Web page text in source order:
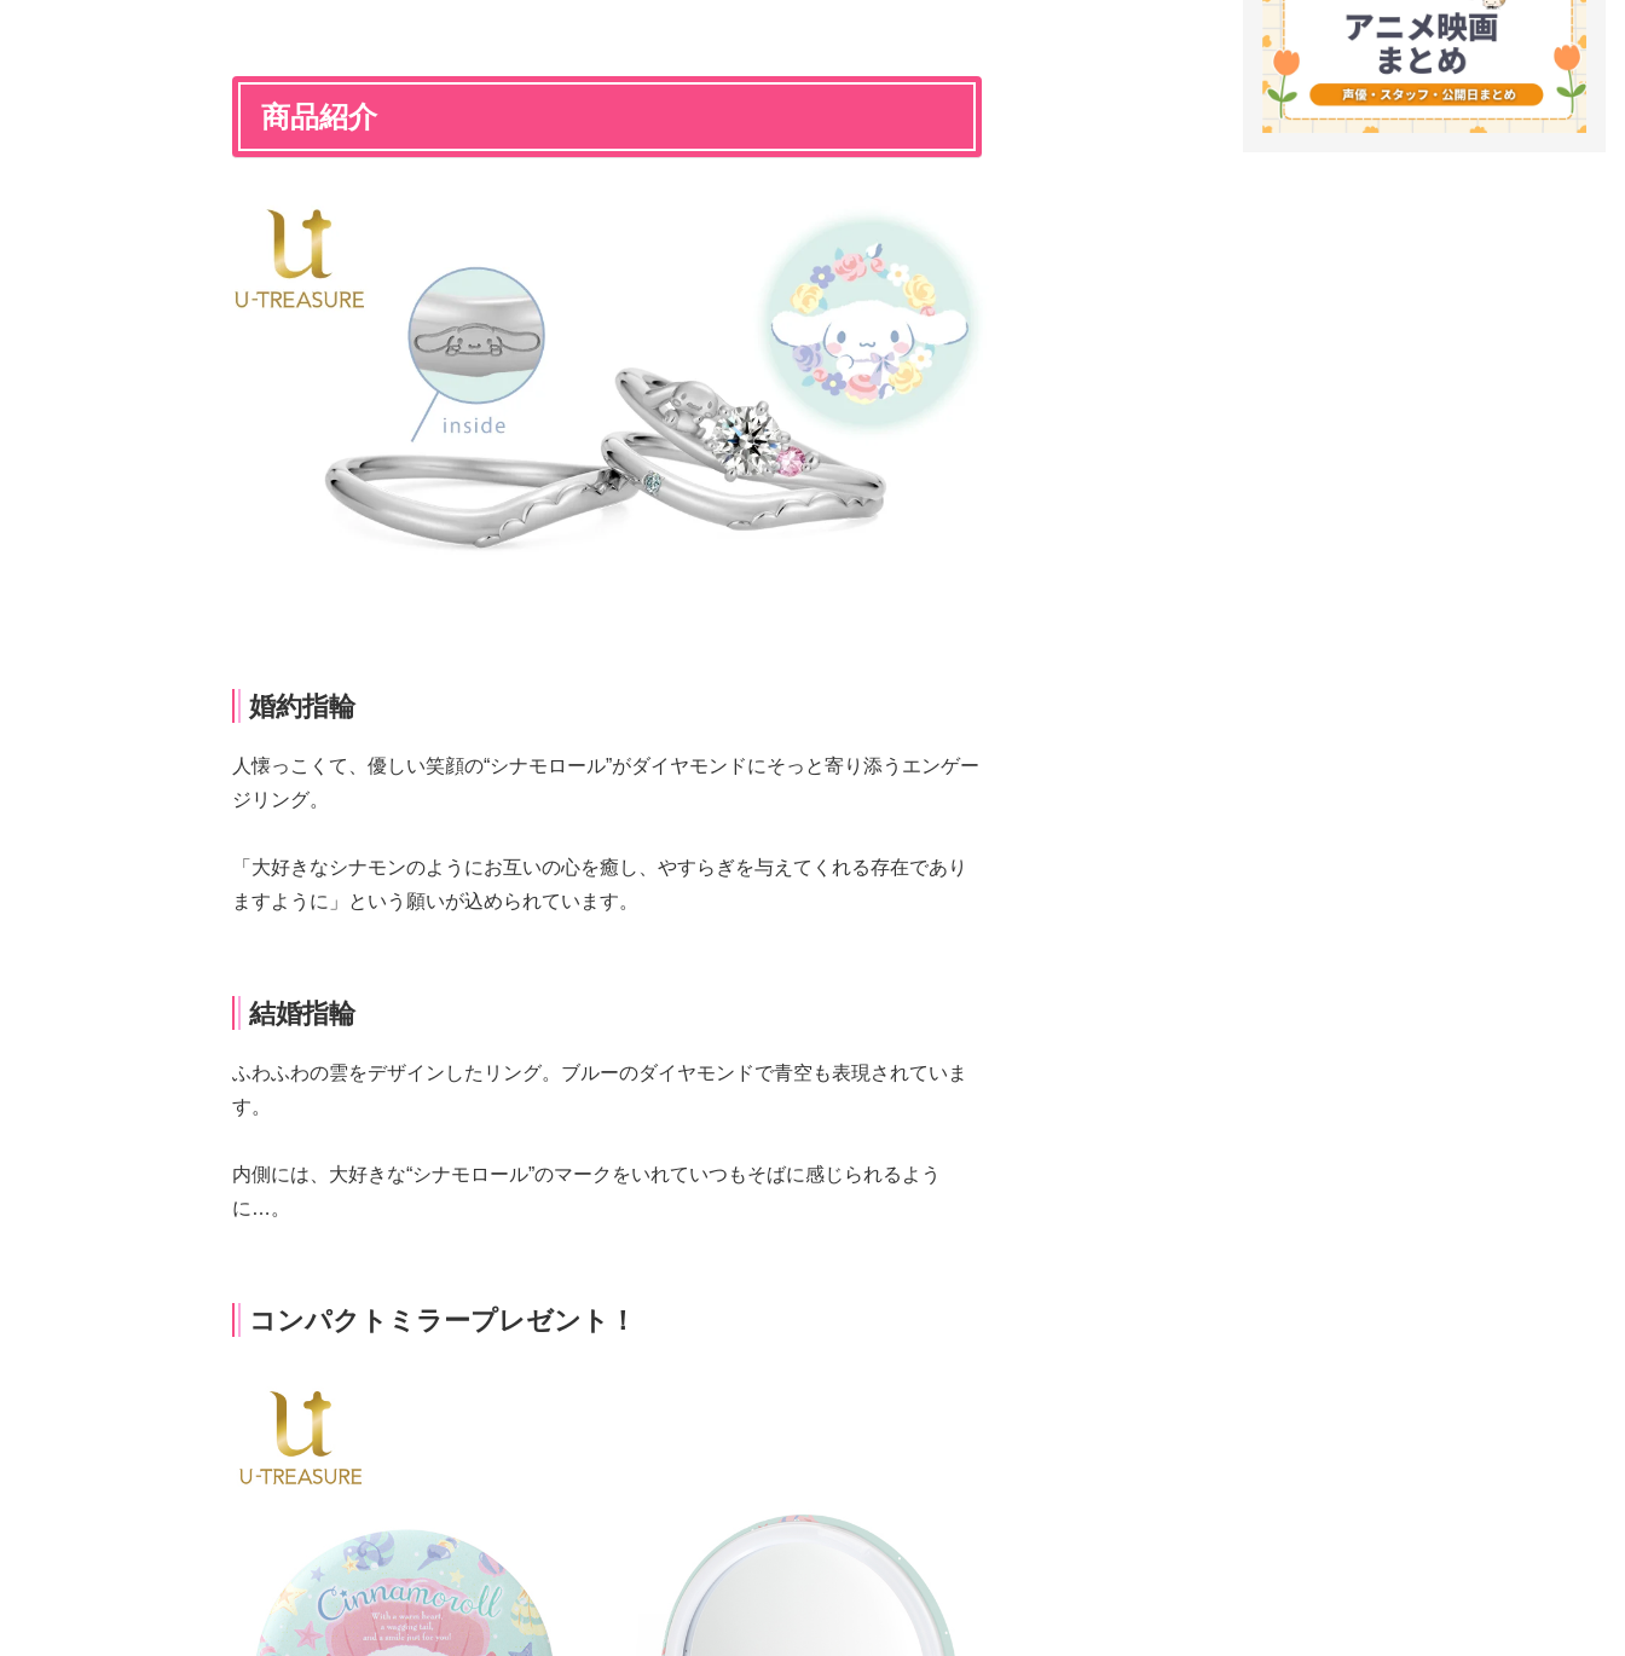
商品紹介
婚約指輪
人懐っこくて、優しい笑顔の“シナモロール”がダイヤモンドにそっと寄り添うエンゲー
ジリング。
「大好きなシナモンのようにお互いの心を癒し、やすらぎを与えてくれる存在であり
ますように」という願いが込められています。
結婚指輪
ふわふわの雲をデザインしたリング。ブルーのダイヤモンドで青空も表現されていま
す。
内側には、大好きな“シナモロール”のマークをいれていつもそばに感じられるよう
に…。
コンパクトミラープレゼント！